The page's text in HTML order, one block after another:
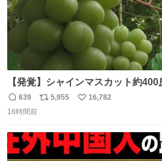
【発覚】シャインマスカット約
る 栃木・佐野市 news.livedoor.com/
に遭った果樹園には防犯カメラな
今年に入って同様の被害は確認さ
ロールを強化する。
返
信
639
リ
ト
数
5,955
い
16,782
16時間前